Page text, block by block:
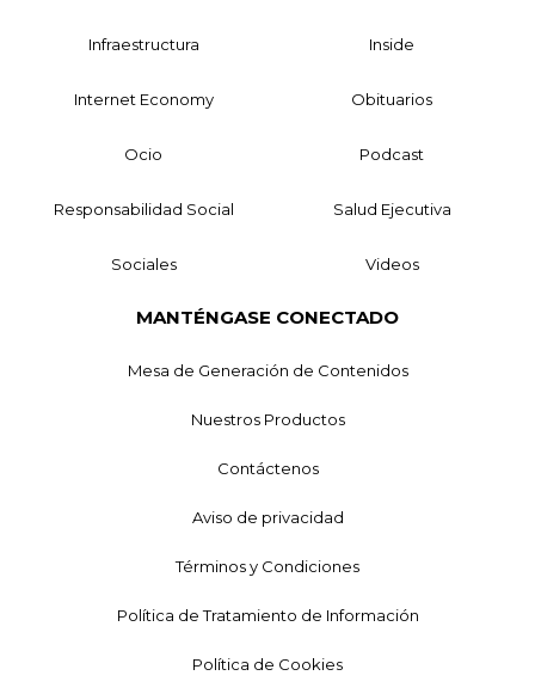
Infraestructura Inside
Internet Economy Obituarios
Ocio Podcast
Responsabilidad Social Salud Ejecutiva
Sociales Videos
MANTÉNGASE CONECTADO
Mesa de Generación de Contenidos
Nuestros Productos
Contáctenos
Aviso de privacidad
Términos y Condiciones
Política de Tratamiento de Información
Política de Cookies